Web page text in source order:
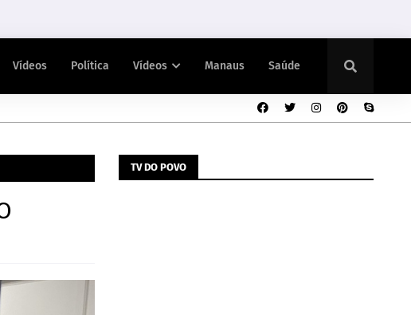
Vídeos Política Vídeos Manaus Saúde
TV DO POVO